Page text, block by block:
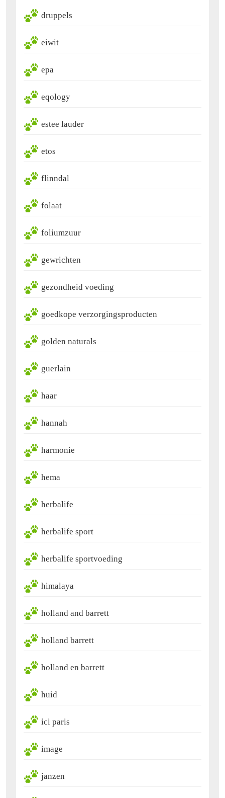
druppels
eiwit
epa
eqology
estee lauder
etos
flinndal
folaat
foliumzuur
gewrichten
gezondheid voeding
goedkope verzorgingsproducten
golden naturals
guerlain
haar
hannah
harmonie
hema
herbalife
herbalife sport
herbalife sportvoeding
himalaya
holland and barrett
holland barrett
holland en barrett
huid
ici paris
image
janzen